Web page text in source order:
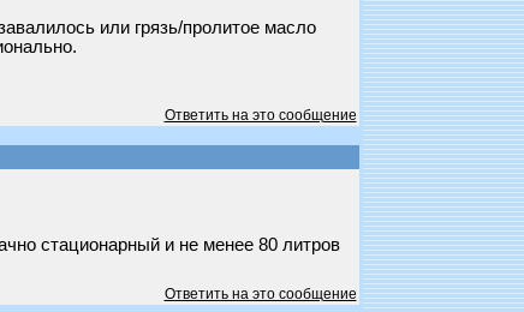
или грязь/пролитое масло
Ответить на это сообщение
стационарный и не менее 80 литров
Ответить на это сообщение